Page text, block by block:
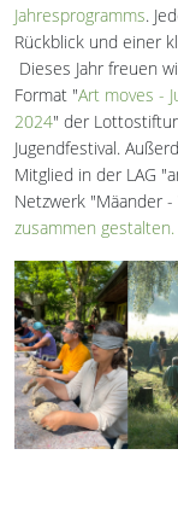
Jahresprogramms.
Rückblick und einer
Dieses Jahr freuen
Format "Art moves -
2024" der
Jugendfestival.
Mitglied in der LAG
Netzwerk "Mäander
zusammen